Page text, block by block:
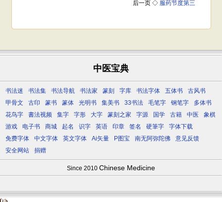
中医宝典
书法迷 书法集 书法导航 书法家 篆刻 字库 书法字体 五体书
古风书
甲骨文
古印 篆书 篆体 光明书 集美书 33书法 毛笔字 钢笔字
多体书
花鸟字
書法视频 集字 字形 大字 篆刻之家 字源 国学 古籍 中医
象棋
游戏
电子书 商城 起名 识字 英语 印章 签名 硬筆字
字体下载
免费字体
中文字体 英文字体 Ai矢量 P图宝 南无阿弥陀佛
意见反馈
安全网站
捐赠
Since 2010 Chinese Medicine